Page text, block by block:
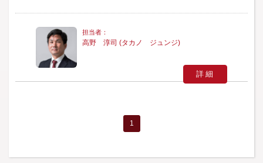
高野 淳司 (タカノ ジュンジ)
詳細
1